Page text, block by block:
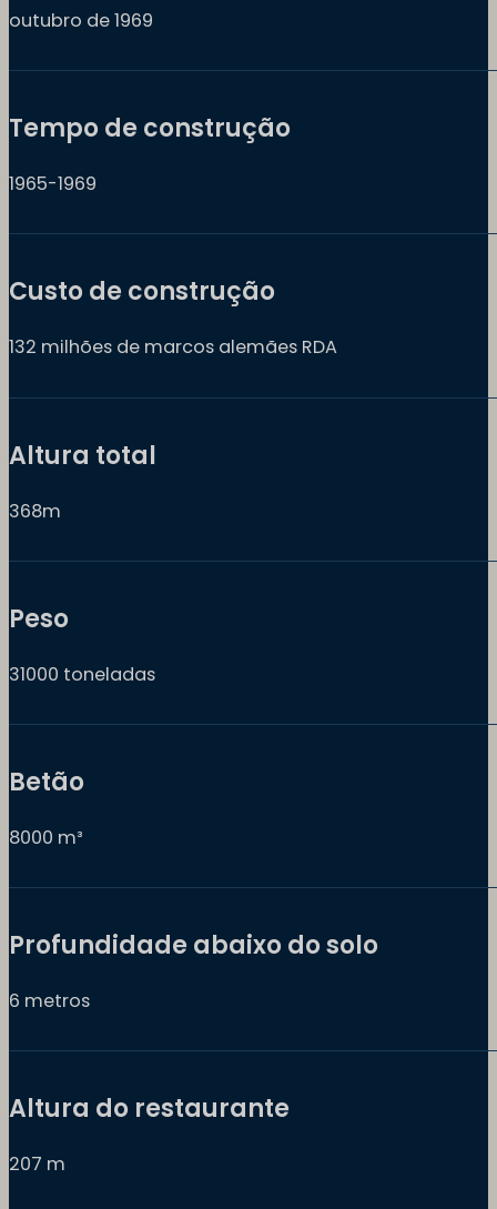
outubro de 1969
Tempo de construção
1965-1969
Custo de construção
132 milhões de marcos alemães RDA
Altura total
368m
Peso
31000 toneladas
Betão
8000 m³
Profundidade abaixo do solo
6 metros
Altura do restaurante
207 m